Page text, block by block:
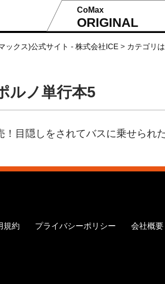
CoMax
ORIGINAL
ックス)公式サイト - 株式会社ICE > カテゴリ
ルノ単行本5
！目隠しをされてバスに乗せられ
規約 プライバシーポリシー 会社概要